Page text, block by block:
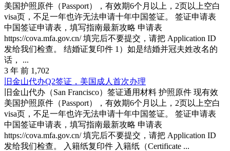
美国护照原件（Passport），有效期6个月以上，2页以上空白
visa页，不足一年也许无法申请十年中国签证。 签证申请表
中国签证申请表，填写指南最新攻略 申请表
https://cova.mfa.gov.cn/ 填完后不要提交，请把 Application ID
发给我们检查。 结婚证复印件 1）如是结婚并冠夫姓改名的
话， ...
3 年 前 1,702
旧金山代办Q2签证，美国成人首次办理
旧金山代办（San Francisco）签证通用材料 护照原件 现有效
美国护照原件（Passport），有效期6个月以上，2页以上空白
visa页，不足一年也许无法申请十年中国签证。 签证申请表
中国签证申请表，填写指南最新攻略 申请表
https://cova.mfa.gov.cn/ 填完后不要提交，请把 Application ID
发给我们检查。 入籍纸复印件 入籍纸（Certificate ...